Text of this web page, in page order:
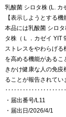
乳酸菌 シロタ株 (L. カ
【表示しようとする機
本品には乳酸菌 シロ
タ株（Ｌ．カゼイ YIT
ストレスをやわらげる
を高める機能がある
きかけ健康な人の免
ることが報告されてい
・届出番号/L11
・届出日/2026/4/1